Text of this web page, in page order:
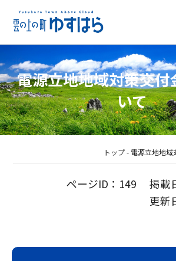
電源立地地域対策交付
いて
トップ- 電源立地地域
ページID：149 掲載
更新